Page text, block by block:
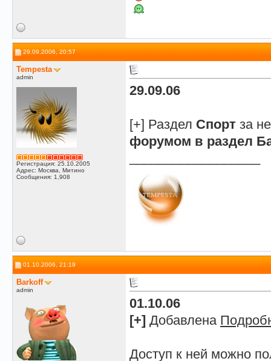
29.09.2006, 20:57
Tempesta
admin
Регистрация: 25.10.2005
Адрес: Москва, Митино
Сообщения: 1,908
29.09.06
[+] Раздел Спорт за
форумом в раздел
01.10.2006, 21:19
Barkoff
admin
01.10.06
[+] Добавлена
Доступ к ней можно